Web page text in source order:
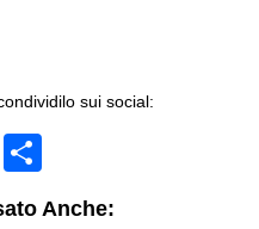
sui social:
T
el o
Anche: